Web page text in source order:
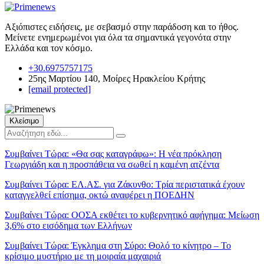
Αξιόπιστες ειδήσεις, με σεβασμό στην παράδοση και το ήθος.
Μείνετε ενημερωμένοι για όλα τα σημαντικά γεγονότα στην
Ελλάδα και τον κόσμο.
+30.6975757175
25ης Μαρτίου 140, Μοίρες Ηρακλείου Κρήτης
[email protected]
Κλείσιμο
Συμβαίνει Τώρα: «Θα σας καταγράφω»: Η νέα πρόκληση
Γεωργιάδη και η προσπάθεια να σωθεί η καμένη ατζέντα
Συμβαίνει Τώρα: ΕΛ.ΑΣ. για Ζάκυνθο: Τρία περιστατικά έχουν
καταγγελθεί επίσημα, οκτώ αναφέρει η ΠΟΕΔΗΝ
Συμβαίνει Τώρα: ΟΟΣΑ εκθέτει το κυβερνητικό αφήγημα: Μείωση
3,6% στο εισόδημα των Ελλήνων
Συμβαίνει Τώρα: Έγκλημα στη Σύρο: Θολό το κίνητρο – Το
κρίσιμο μυστήριο με τη μοιραία μαχαιριά